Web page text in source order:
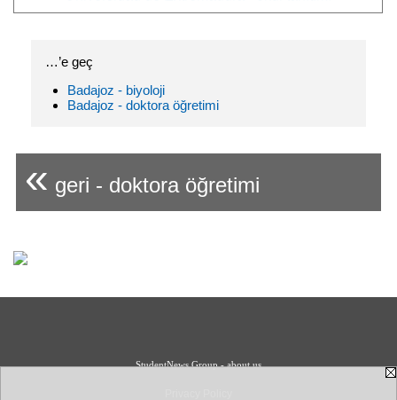
…’e geç
Badajoz - biyoloji
Badajoz - doktora öğretimi
« geri - doktora öğretimi
StudentNews Group - about us